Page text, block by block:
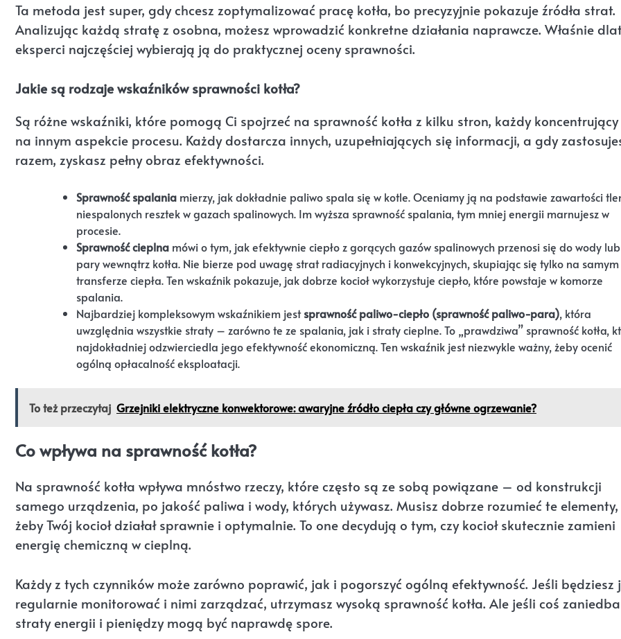
Ta metoda jest super, gdy chcesz zoptymalizować pracę kotła, bo precyzyjnie pokazuje źródła strat.
Analizując każdą stratę z osobna, możesz wprowadzić konkretne działania naprawcze. Właśnie
eksperci najczęściej wybierają ją do praktycznej oceny sprawności.
Jakie są rodzaje wskaźników sprawności kotła?
Są różne wskaźniki, które pomogą Ci spojrzeć na sprawność kotła z kilku stron, każdy koncentrujący
na innym aspekcie procesu. Każdy dostarcza innych, uzupełniających się informacji, a gdy
razem, zyskasz pełny obraz efektywności.
Sprawność spalania mierzy, jak dokładnie paliwo spala się w kotle. Oceniamy ją na podstawie zawartości
niespalonych resztek w gazach spalinowych. Im wyższa sprawność spalania, tym mniej energii marnujesz w
procesie.
Sprawność cieplna mówi o tym, jak efektywnie ciepło z gorących gazów spalinowych przenosi się do wody lub
pary wewnątrz kotła. Nie bierze pod uwagę strat radiacyjnych i konwekcyjnych, skupiając się tylko na samym
transferze ciepła. Ten wskaźnik pokazuje, jak dobrze kocioł wykorzystuje ciepło, które powstaje w komorze
spalania.
Najbardziej kompleksowym wskaźnikiem jestsprawność paliwo-ciepło (sprawność paliwo-para), która
uwzględnia wszystkie straty – zarówno te ze spalania, jak i straty cieplne. To „prawdziwa” sprawność kotła,
najdokładniej odzwierciedla jego efektywność ekonomiczną. Ten wskaźnik jest niezwykle ważny, żeby ocenić
ogólną opłacalność eksploatacji.
To też przeczytaj Grzejniki elektryczne konwektorowe: awaryjne źródło ciepła czy główne ogrzewanie?
Co wpływa na sprawność kotła?
Na sprawność kotła wpływa mnóstwo rzeczy, które często są ze sobą powiązane – od konstrukcji
samego urządzenia, po jakość paliwa i wody, których używasz. Musisz dobrze rozumieć te elementy,
żeby Twój kocioł działał sprawnie i optymalnie. To one decydują o tym, czy kocioł skutecznie zamieni
energię chemiczną w cieplną.
Każdy z tych czynników może zarówno poprawić, jak i pogorszyć ogólną efektywność. Jeśli będziesz
regularnie monitorować i nimi zarządzać, utrzymasz wysoką sprawność kotła. Ale jeśli coś
straty energii i pieniędzy mogą być naprawdę spore.